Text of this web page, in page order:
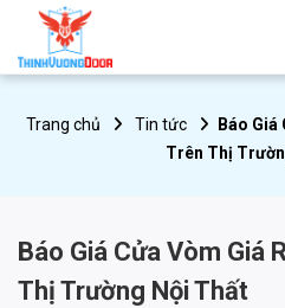
Trang chủ Tin tức
Báo Giá
Trên Thị
Báo Giá Cửa Vòm Giá
Thị Trường Nội Thất